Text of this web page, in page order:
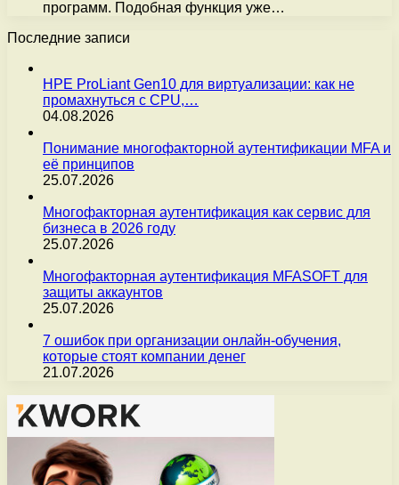
программ. Подобная функция уже…
Последние записи
HPE ProLiant Gen10 для виртуализации: как не
промахнуться с CPU,…
04.08.2026
Понимание многофакторной аутентификации MFA и
её принципов
25.07.2026
Многофакторная аутентификация как сервис для
бизнеса в 2026 году
25.07.2026
Многофакторная аутентификация MFASOFT для
защиты аккаунтов
25.07.2026
7 ошибок при организации онлайн-обучения,
которые стоят компании денег
21.07.2026